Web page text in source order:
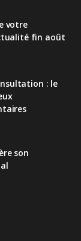
votre
fin août
: le
son